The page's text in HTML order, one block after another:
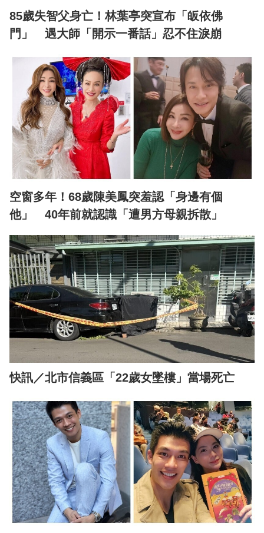
85歲失智父身亡！林葉亭突宣布「皈依佛
門」 遇大師「開示一番話」忍不住淚崩
空窗多年！68歲陳美鳳突羞認「身邊有個
他」 40年前就認識「遭男方母親拆散」
快訊／北市信義區「22歲女墜樓」當場死亡